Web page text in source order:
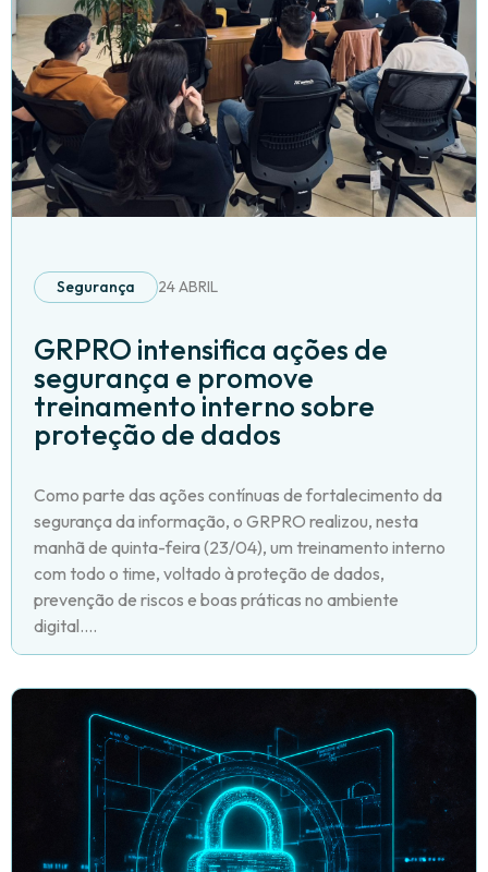
Segurança 24 ABRIL
GRPRO intensifica ações de
segurança e promove
treinamento interno sobre
proteção de dados
Como parte das ações contínuas de fortalecimento da
segurança da informação, o GRPRO realizou, nesta
manhã de quinta-feira (23/04), um treinamento interno
com todo o time, voltado à proteção de dados,
prevenção de riscos e boas práticas no ambiente
digital....